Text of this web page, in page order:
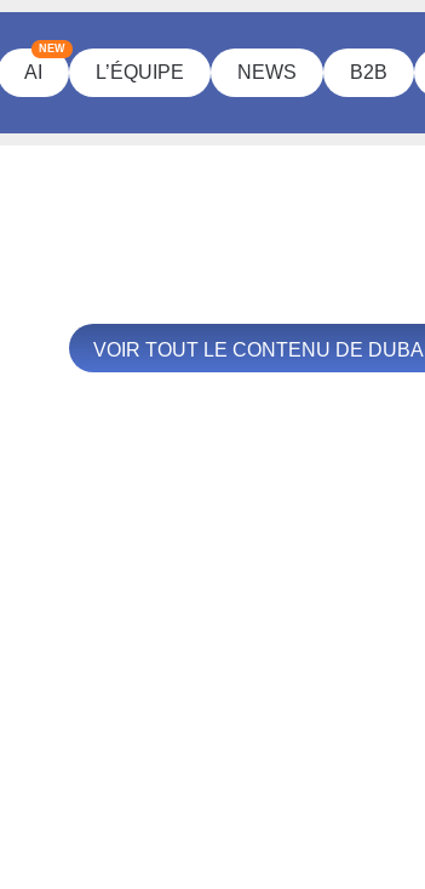
AI
NEW
L’ÉQUIPE NEWS B2B
VOIR TOUT LE CONTENU DE DUBAI